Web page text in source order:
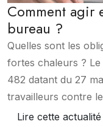
Comment agir
bureau ?
Quelles sont les
fortes chaleurs ? Le
482 datant du 27
travailleurs contre
Lire cette actualité